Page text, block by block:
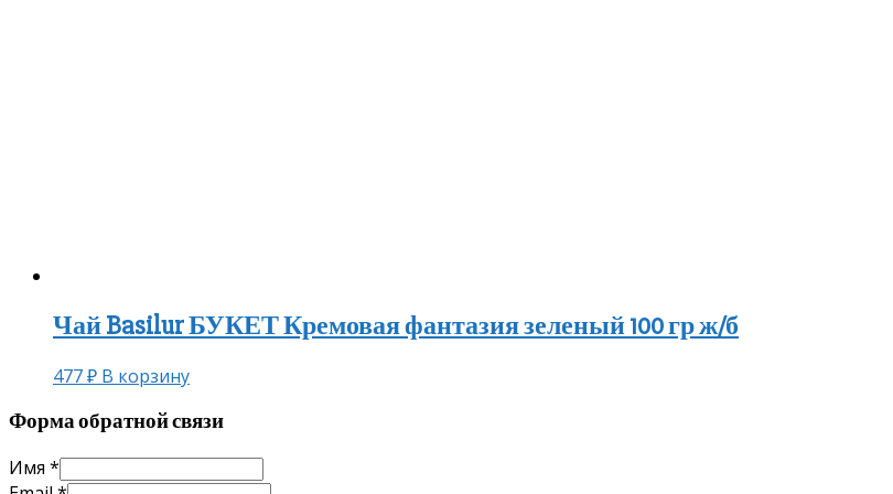
Чай Basilur БУКЕТ Кремовая фантазия зеленый 100 гр ж/б
477₽ В корзину
Форма обратной связи
Имя *